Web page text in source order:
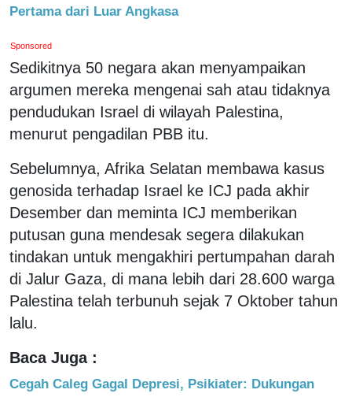
Pertama dari Luar Angkasa
Sponsored
Sedikitnya 50 negara akan menyampaikan
argumen mereka mengenai sah atau tidaknya
pendudukan Israel di wilayah Palestina,
menurut pengadilan PBB itu.
Sebelumnya, Afrika Selatan membawa kasus
genosida terhadap Israel ke ICJ pada akhir
Desember dan meminta ICJ memberikan
putusan guna mendesak segera dilakukan
tindakan untuk mengakhiri pertumpahan darah
di Jalur Gaza, di mana lebih dari 28.600 warga
Palestina telah terbunuh sejak 7 Oktober tahun
lalu.
Baca Juga :
Cegah Caleg Gagal Depresi, Psikiater: Dukungan